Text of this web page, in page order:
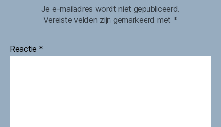
Je e-mailadres wordt niet gepubliceerd.
Vereiste velden zijn gemarkeerd met *
Reactie *